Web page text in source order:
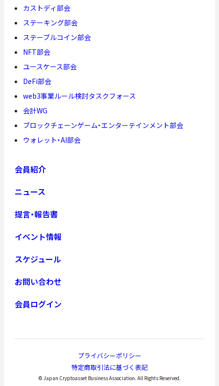
カストディ部会
ステーキング部会
ステーブルコイン部会
NFT部会
ユースケース部会
DeFi部会
web3事業ルール検討タスクフォース
会計WG
ブロックチェーンゲーム・エンターテインメント部会
ウォレット・AI部会
会員紹介
ニュース
提言・報告書
イベント情報
スケジュール
お問い合わせ
会員ログイン
プライバシーポリシー
特定商取引法に基づく表記
© Japan Cryptoasset Business Association. All Rights Reserved.